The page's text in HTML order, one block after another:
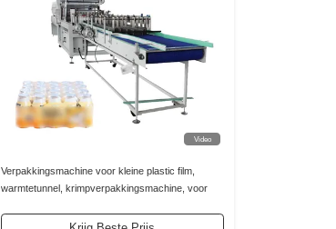
Video
Verpakkingsmachine voor kleine plastic film,
warmtetunnel, krimpverpakkingsmachine, voor